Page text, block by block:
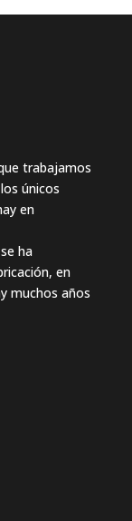
trabajamos
únicos
en
ha
en
muchos años